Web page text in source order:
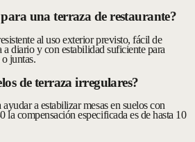
una terraza de restaurante?
al uso exterior previsto, fácil de
a diario y con estabilidad suficiente para
juntas.
de terraza irregulares?
a estabilizar mesas en suelos con
la compensación especificada es de hasta 10